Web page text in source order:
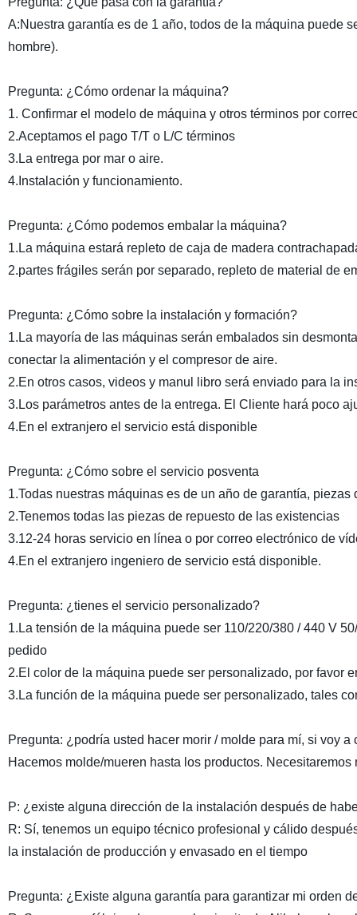
A:Nuestra garantía es de 1 año, todos de la máquina puede
hombre).
Pregunta: ¿Cómo ordenar la máquina?
1. Confirmar el modelo de máquina y otros términos por
2.Aceptamos el pago T/T o L/C términos
3.La entrega por mar o aire.
4.Instalación y funcionamiento.
Pregunta: ¿Cómo podemos embalar la máquina?
1.La máquina estará repleto de caja de madera
2.partes frágiles serán por separado, repleto de material de
Pregunta: ¿Cómo sobre la instalación y formación?
1.La mayoría de las máquinas serán embalados sin
conectar la alimentación y el compresor de aire.
2.En otros casos, videos y manul libro será enviado para la
3.Los parámetros antes de la entrega. El Cliente hará poco
4.En el extranjero el servicio está disponible
Pregunta: ¿Cómo sobre el servicio posventa
1.Todas nuestras máquinas es de un año de garantía,
2.Tenemos todas las piezas de repuesto de las existencias
3.12-24 horas servicio en línea o por correo electrónico de
4.En el extranjero ingeniero de servicio está disponible.
Pregunta: ¿tienes el servicio personalizado?
1.La tensión de la máquina puede ser 110/220/380 / 440 V
pedido
2.El color de la máquina puede ser personalizado, por favor
3.La función de la máquina puede ser personalizado, tales
Pregunta: ¿podría usted hacer morir / molde para mí, si voy
Hacemos molde/mueren hasta los productos.
P: ¿existe alguna dirección de la instalación después de
R: Sí, tenemos un equipo técnico profesional y cálido
la instalación de producción y envasado en el tiempo
Pregunta: ¿Existe alguna garantía para garantizar mi orden